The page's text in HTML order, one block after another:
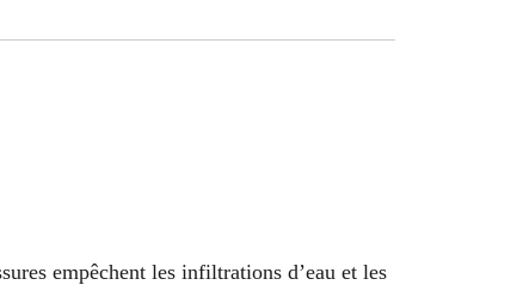
empêchent les infiltrations d’eau et les